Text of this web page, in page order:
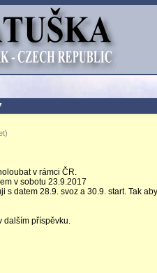
v rámci ČR.
v sobotu 23.9.2017
datem 28.9. svoz a 30.9. start. Tak
dalším příspěvku.